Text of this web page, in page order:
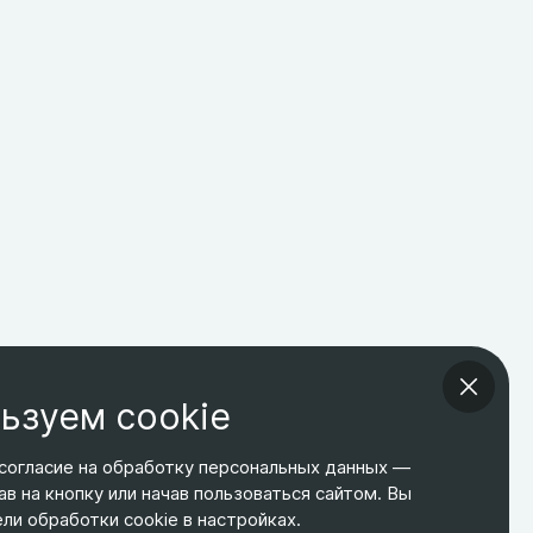
ТЕЛЕФОН
+7 495 266-65-67
ЭЛ. ПОЧТА
shop@relines.ru
АДРЕС
Москва, Гаражная 8
cookie
на обработку персональных данных —
на кнопку или начав пользоваться сайтом. Вы
обработки cookie в настройках.